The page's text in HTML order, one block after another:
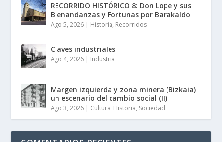
RECORRIDO HISTÓRICO 8: Don Lope y sus
Bienandanzas y Fortunas por Barakaldo
Ago 5, 2026 | Historia, Recorridos
Claves industriales
Ago 4, 2026 | Industria
Margen izquierda y zona minera (Bizkaia)
un escenario del cambio social (II)
Ago 3, 2026 | Cultura, Historia, Sociedad